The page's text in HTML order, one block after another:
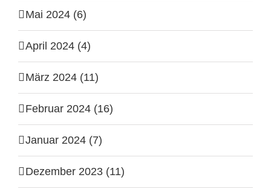
Mai 2024 (6)
April 2024 (4)
März 2024 (11)
Februar 2024 (16)
Januar 2024 (7)
Dezember 2023 (11)